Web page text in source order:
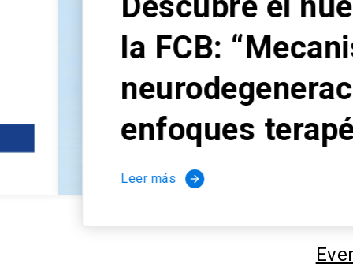
la FCB:
neurodegeneración
enfoques
arrow_forward